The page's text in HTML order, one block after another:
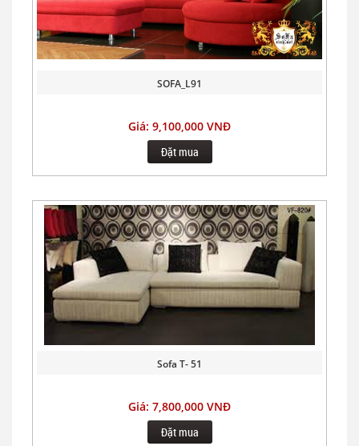
SOFA_L91
Giá: 9,100,000 VNĐ
Đặt mua
Sofa T- 51
Giá: 7,800,000 VNĐ
Đặt mua